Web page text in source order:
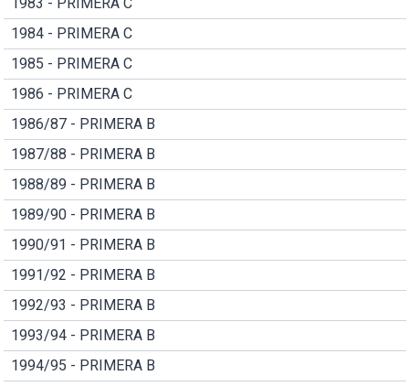
1984 - PRIMERA C
1985 - PRIMERA C
1986 - PRIMERA C
1986/87 - PRIMERA B
1987/88 - PRIMERA B
1988/89 - PRIMERA B
1989/90 - PRIMERA B
1990/91 - PRIMERA B
1991/92 - PRIMERA B
1992/93 - PRIMERA B
1993/94 - PRIMERA B
1994/95 - PRIMERA B